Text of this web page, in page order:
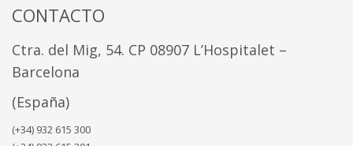
CONTACTO
Ctra. del Mig, 54. CP 08907 L’Hospitalet –
Barcelona
(España)
(+34) 932 615 300